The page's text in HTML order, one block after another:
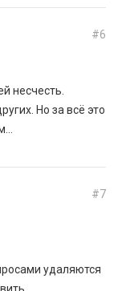
#6
несчесть.
Но за всё это
#7
удаляются